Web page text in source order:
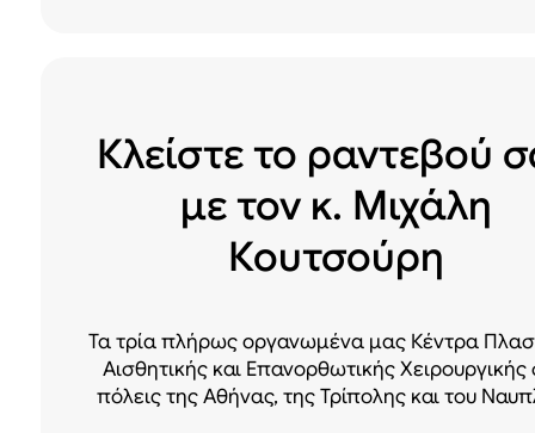
Κλείστε το ραντεβού
με τον κ. Μιχάλη
Κουτσούρη
Τα τρία πλήρως οργανωμένα μας Κέντρα
Αισθητικής και Επανορθωτικής Χειρουργικής
πόλεις της Αθήνας, της Τρίπολης και του